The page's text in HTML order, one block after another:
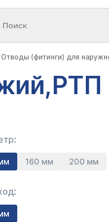
Поиск
Отводы (фитинги) для
160 мм 200 мм